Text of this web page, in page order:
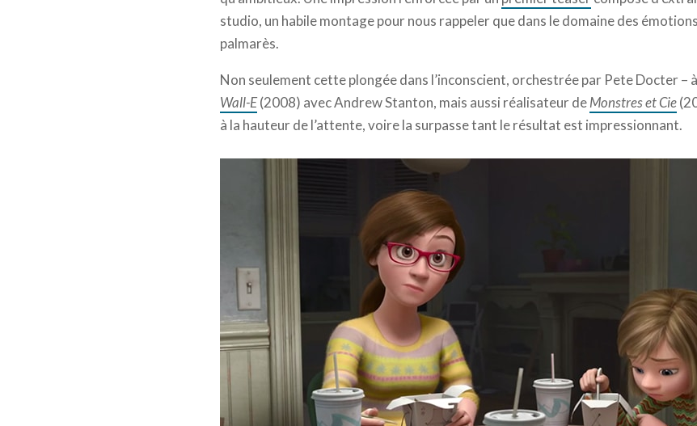
studio, un habile montage pour nous rappeler que dans le domaine des
palmarès.
Non seulement cette plongée dans l’inconscient, orchestrée par Pete Docter –
Wall-E(2008) avec Andrew Stanton, mais aussi réalisateur deMonstres et Cie
à la hauteur de l’attente, voire la surpasse tant le résultat est impressionnant.